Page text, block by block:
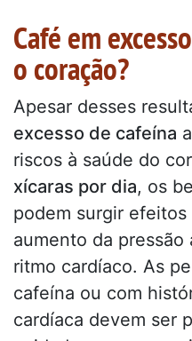
Café em
o coração?
Apesar desses
excesso de cafeína
riscos à saúde do
xícaras por dia, os
podem surgir
aumento da
ritmo cardíaco. As
cafeína ou com
cardíaca devem ser